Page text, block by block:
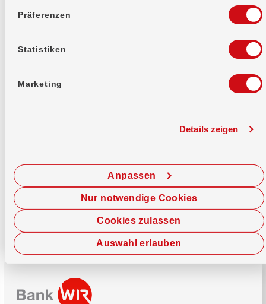
Präferenzen
Statistiken
Marketing
Details zeigen
Cookies zulassen
Anpassen
Auswahl erlauben
Nur notwendige Cookies
Jetzt chatten